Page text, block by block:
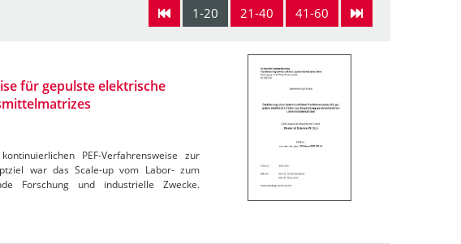
1-20 21-40 41-60
für gepulste elektrische
PEF-Verfahrensweise zur
war das Scale-up vom Labor- zum
Forschung und industrielle Zwecke.